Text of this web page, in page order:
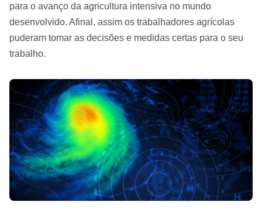
para o avanço da agricultura intensiva no mundo
desenvolvido. Afinal, assim os trabalhadores agrícolas
puderam tomar as decisões e medidas certas para o seu
trabalho.